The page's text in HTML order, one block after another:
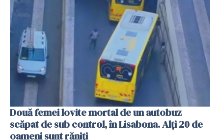
Două femei lovite mortal de un autobuz
scăpat de sub control, în Lisabona. Alți 20 de
oameni sunt răniți